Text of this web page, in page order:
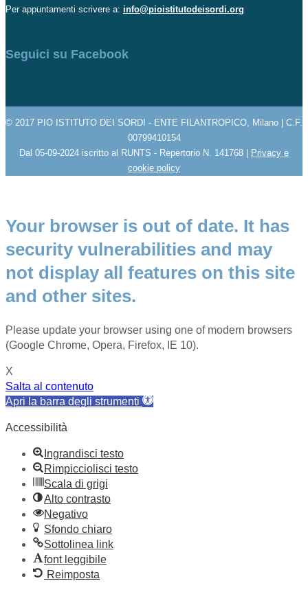
Per appuntamenti scrivere a: info@pioistitutodeisordi.org
Seguici su Facebook
© 2017 PIO ISTITUTO DEI SORDI - ENTE FILANTROPICO, Milano | C.F.
00799410154
Dal 05-09-2024 iscritto al RUNTS - Repertorio N. 141768 | Privacy e
cookie policy
Your browser is out of date. It has
security vulnerabilities and may
not display all features on this site
and other sites.
Please update your browser using one of modern browsers
(Google Chrome, Opera, Firefox, IE 10).
X
Salta al contenuto
Apri la barra degli strumenti
Accessibilità
Ingrandisci testo
Rimpicciolisci testo
Scala di grigi
Alto contrasto
Negativo
Sfondo chiaro
Sottolinea link
font leggibile
Reimposta